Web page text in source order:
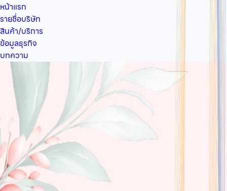
หน้าแรก
รายชื่อบริษัท
สินค้า/บริการ
ข้อมูลธุรกิจ
บทความ